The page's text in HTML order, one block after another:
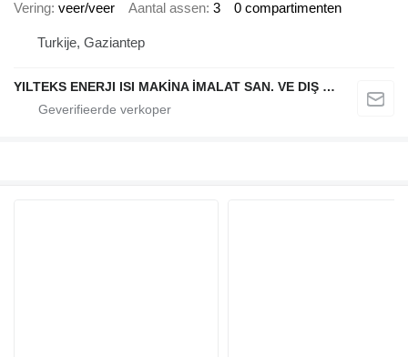
Vering veer/veer Aantal assen 3 0 compartimenten
Turkije, Gaziantep
YILTEKS ENERJI ISI MAKİNA İMALAT SAN. VE DIŞ TİC. LTD. ŞTİ.